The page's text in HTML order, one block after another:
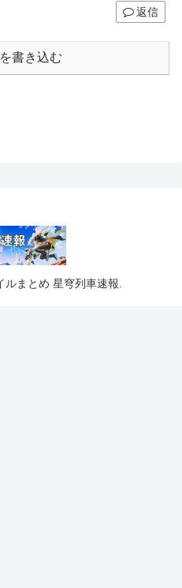
返信
書き込む
まとめ 星穹列車速報.